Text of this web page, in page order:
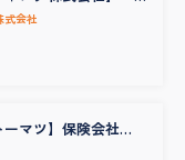
トマネージャー、
業向け）
式会社
ーマツ】保険会社
クコンサルタント